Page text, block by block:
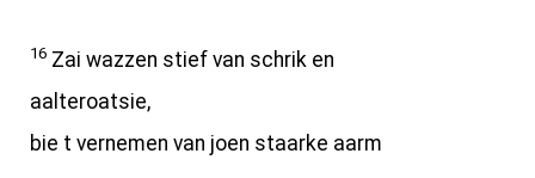
16 Zai wazzen stief van schrik en
aalteroatsie,
bie t vernemen van joen staarke aarm